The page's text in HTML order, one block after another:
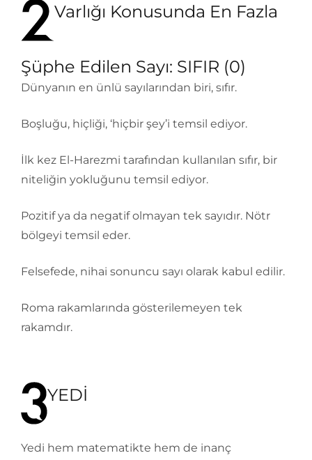
Varlığı Konusunda En Fazla
Şüphe Edilen Sayı: SIFIR (0)
Dünyanın en ünlü sayılarından biri, sıfır.
Boşluğu, hiçliği, ‘hiçbir şey’i temsil ediyor.
İlk kez El-Harezmi tarafından kullanılan sıfır, bir
niteliğin yokluğunu temsil ediyor.
Pozitif ya da negatif olmayan tek sayıdır. Nötr
bölgeyi temsil eder.
Felsefede, nihai sonuncu sayı olarak kabul edilir.
Roma rakamlarında gösterilemeyen tek
rakamdır.
YEDİ
Yedi hem matematikte hem de inanç